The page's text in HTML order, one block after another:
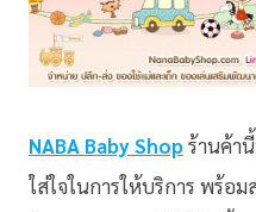
NABA Baby Shopร้านค้า
ใส่ใจในการให้บริการ พร้อ